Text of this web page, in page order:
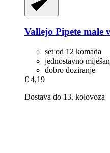
Vallejo Pipete male
set od 12 komada
jednostavno
dobro doziranje
€ 4,19
Dostava do 13. kolovoza